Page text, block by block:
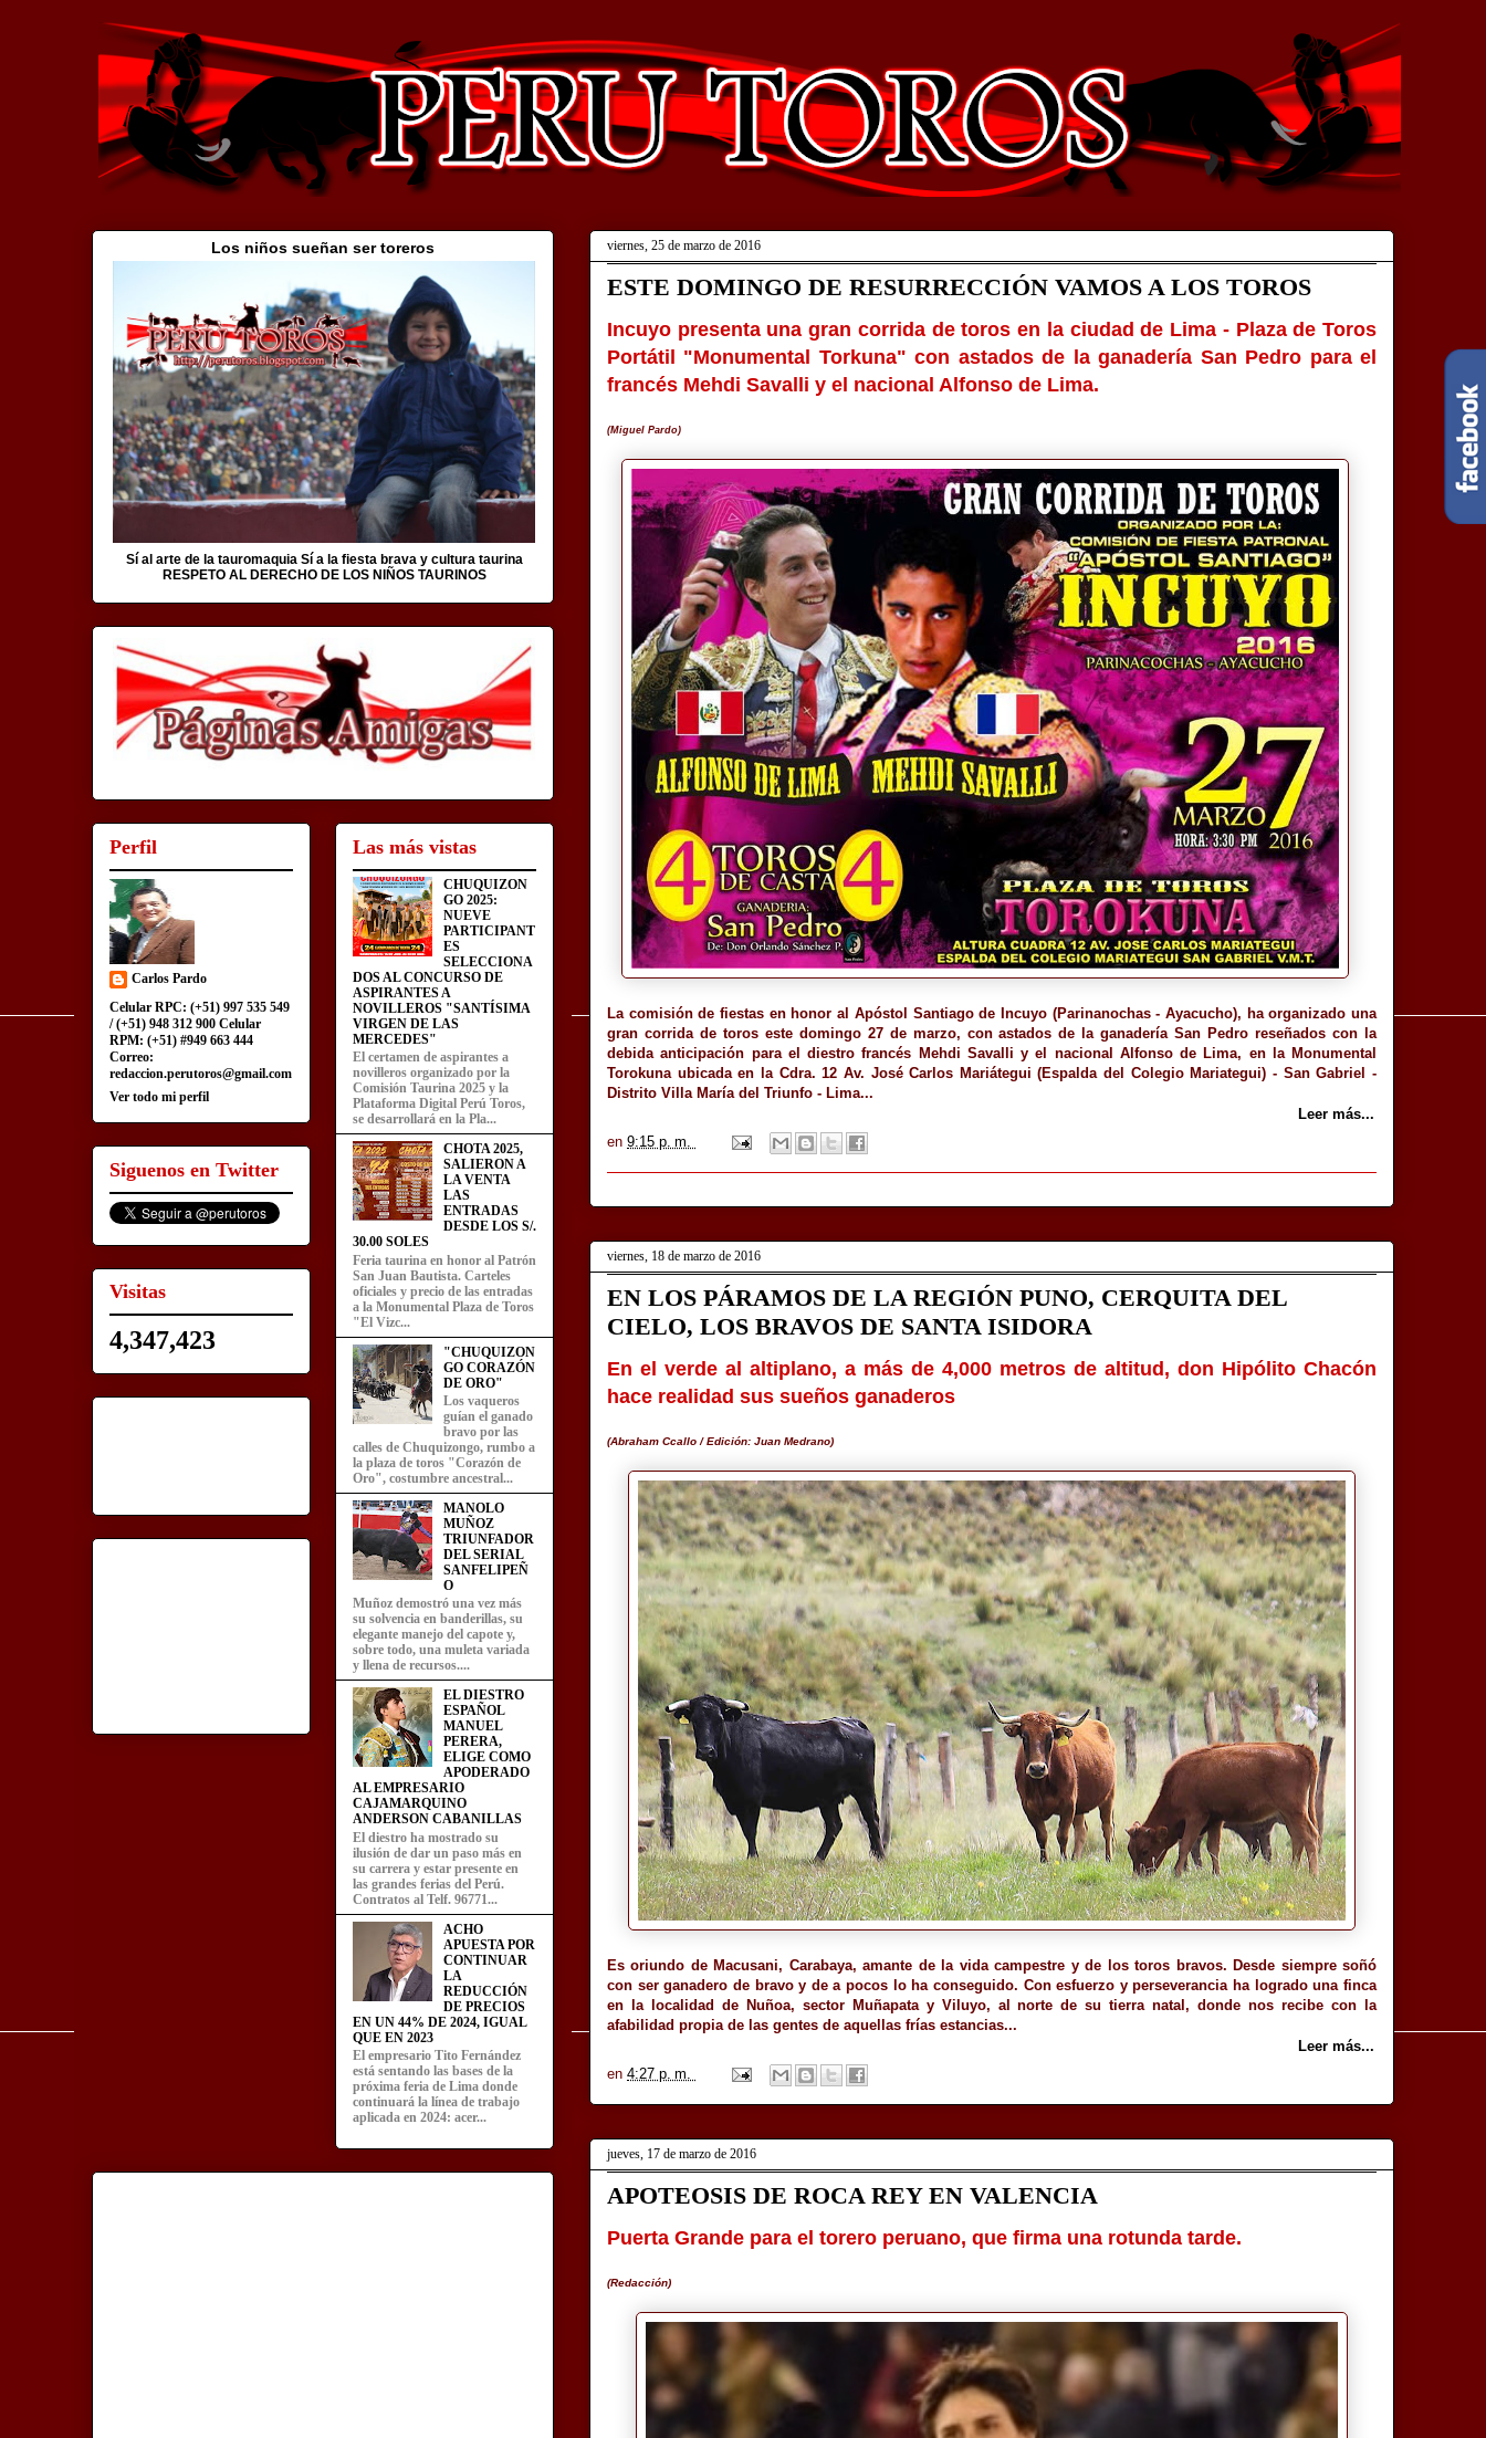
viernes, 25 de marzo de 2016
ESTE DOMINGO DE RESURRECCIÓN VAMOS A LOS TOROS
Incuyo presenta una gran corrida de toros en la ciudad de Lima - Plaza de Toros
Portátil "Monumental Torkuna" con astados de la ganadería San Pedro para el
francés Mehdi Savalli y el nacional Alfonso de Lima.
(Miguel Pardo)
La comisión de fiestas en honor al Apóstol Santiago de Incuyo (Parinanochas - Ayacucho), ha organizado una
gran corrida de toros este domingo 27 de marzo, con astados de la ganadería San Pedro reseñados con la
debida anticipación para el diestro francés Mehdi Savalli y el nacional Alfonso de Lima, en la Monumental
Torokuna ubicada en la Cdra. 12 Av. José Carlos Mariátegui (Espalda del Colegio Mariategui) - San Gabriel -
Distrito Villa María del Triunfo - Lima...
Leer más...
en 9:15 p. m.
viernes, 18 de marzo de 2016
EN LOS PÁRAMOS DE LA REGIÓN PUNO, CERQUITA DEL
CIELO, LOS BRAVOS DE SANTA ISIDORA
En el verde al altiplano, a más de 4,000 metros de altitud, don Hipólito Chacón
hace realidad sus sueños ganaderos
(Abraham Ccallo / Edición: Juan Medrano)
Es oriundo de Macusani, Carabaya, amante de la vida campestre y de los toros bravos. Desde siempre soñó
con ser ganadero de bravo y de a pocos lo ha conseguido. Con esfuerzo y perseverancia ha logrado una finca
en la localidad de Nuñoa, sector Muñapata y Viluyo, al norte de su tierra natal, donde nos recibe con la
afabilidad propia de las gentes de aquellas frías estancias...
Leer más...
en 4:27 p. m.
jueves, 17 de marzo de 2016
APOTEOSIS DE ROCA REY EN VALENCIA
Puerta Grande para el torero peruano, que firma una rotunda tarde.
(Redacción)
Los niños sueñan ser toreros
Sí al arte de la tauromaquia Sí a la fiesta brava y cultura taurina
RESPETO AL DERECHO DE LOS NIÑOS TAURINOS
Perfil
Carlos Pardo
Celular RPC: (+51) 997 535 549
/ (+51) 948 312 900 Celular
RPM: (+51) #949 663 444
Correo:
redaccion.perutoros@gmail.com
Ver todo mi perfil
Siguenos en Twitter
Visitas
4,347,423
Las más vistas
CHUQUIZON
GO 2025:
NUEVE
PARTICIPANT
ES
SELECCIONA
DOS AL CONCURSO DE
ASPIRANTES A
NOVILLEROS "SANTÍSIMA
VIRGEN DE LAS
MERCEDES"
El certamen de aspirantes a
novilleros organizado por la
Comisión Taurina 2025 y la
Plataforma Digital Perú Toros,
se desarrollará en la Pla...
CHOTA 2025,
SALIERON A
LA VENTA
LAS
ENTRADAS
DESDE LOS S/.
30.00 SOLES
Feria taurina en honor al Patrón
San Juan Bautista. Carteles
oficiales y precio de las entradas
a la Monumental Plaza de Toros
"El Vizc...
"CHUQUIZON
GO CORAZÓN
DE ORO"
Los vaqueros
guían el ganado
bravo por las
calles de Chuquizongo, rumbo a
la plaza de toros "Corazón de
Oro", costumbre ancestral...
MANOLO
MUÑOZ
TRIUNFADOR
DEL SERIAL
SANFELIPEÑ
O
Muñoz demostró una vez más
su solvencia en banderillas, su
elegante manejo del capote y,
sobre todo, una muleta variada
y llena de recursos....
EL DIESTRO
ESPAÑOL
MANUEL
PERERA,
ELIGE COMO
APODERADO
AL EMPRESARIO
CAJAMARQUINO
ANDERSON CABANILLAS
El diestro ha mostrado su
ilusión de dar un paso más en
su carrera y estar presente en
las grandes ferias del Perú.
Contratos al Telf. 96771...
ACHO
APUESTA POR
CONTINUAR
LA
REDUCCIÓN
DE PRECIOS
EN UN 44% DE 2024, IGUAL
QUE EN 2023
El empresario Tito Fernández
está sentando las bases de la
próxima feria de Lima donde
continuará la línea de trabajo
aplicada en 2024: acer...